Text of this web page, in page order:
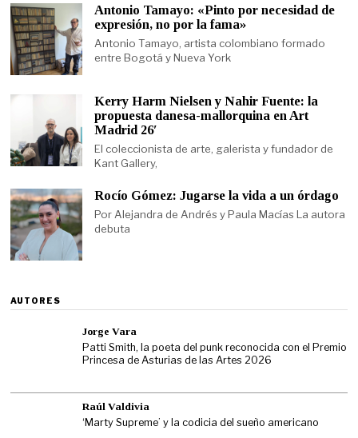
Antonio Tamayo: «Pinto por necesidad de
expresión, no por la fama»
Antonio Tamayo, artista colombiano formado
entre Bogotá y Nueva York
Kerry Harm Nielsen y Nahir Fuente: la
propuesta danesa-mallorquina en Art
Madrid 26′
El coleccionista de arte, galerista y fundador de
Kant Gallery,
Rocío Gómez: Jugarse la vida a un órdago
Por Alejandra de Andrés y Paula Macías La autora
debuta
AUTORES
Jorge Vara
Patti Smith, la poeta del punk reconocida con el Premio
Princesa de Asturias de las Artes 2026
Raúl Valdivia
‘Marty Supreme’ y la codicia del sueño americano